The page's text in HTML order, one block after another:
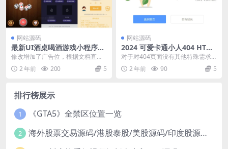
网站源码
最新UI酒桌喝酒游戏小程序源
码 带流量主
修改增加了广告位，根据文档直接
替换，原版本没有广告位 直接上传
源码到开发者端即可...
2 年前 200 5
网站源码
2024 可爱卡通小人404 HTML
源码
对于对404页面没有其他特殊需求
的朋友来说，有这样一个页面足
矣，很多站长都在用。
2 年前 90 5
排行榜展示
1 《GTA5》全禁区位置一览
2 海外股票交易源码/港股泰股/美股源码/印度股源码/马拉西亚股票源码/国际股票配资